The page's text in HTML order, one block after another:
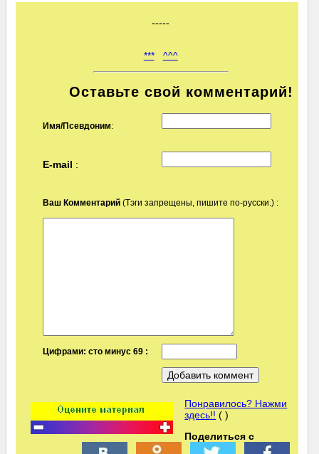
-----
*** ^^^
Оставьте свой комментарий!
Имя/Псевдоним:
E-mail :
Ваш Комментарий (Тэги запрещены, пишите по-русски.) :
Цифрами: сто минус 69 :
Понравилось? Нажми
здесь!! ( )
Поделиться с